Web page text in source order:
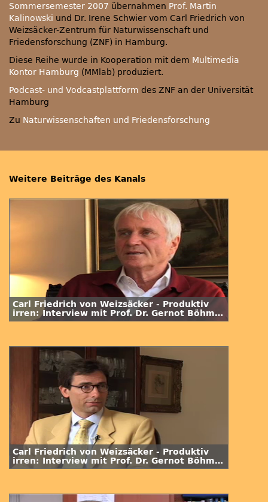
Sommersemester 2007 übernahmen Prof. Martin
Kalinowski und Dr. Irene Schwier vom Carl Friedrich von
Weizsäcker-Zentrum für Naturwissenschaft und
Friedensforschung (ZNF) in Hamburg.
Diese Reihe wurde in Kooperation mit dem Multimedia
Kontor Hamburg (MMlab) produziert.
Podcast- und Vodcastplattform des ZNF an der Universität
Hamburg
Zu Naturwissenschaften und Friedensforschung
Weitere Beiträge des Kanals
Carl Friedrich von Weizsäcker - Produktiv
irren: Interview mit Prof. Dr. Gernot Böhme
/ 3. Folge
Carl Friedrich von Weizsäcker - Produktiv
irren: Interview mit Prof. Dr. Gernot Böhme
/ 1. Folge